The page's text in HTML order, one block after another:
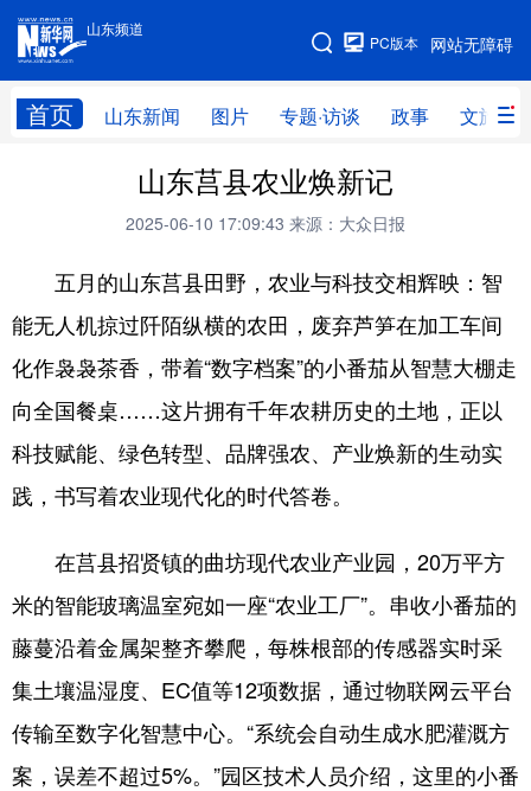
山东频道
网站无障碍
PC版本
首页 山东新闻 图片 专题·访谈 政事 文旅
手机版
网站地图
高层 时政
财经 网评
台湾 思客智库 全球连线 教育
科技 科普 体育 文化
健康 军事 访谈 视频
图片 中央文件 金融 汽车
会展 彩票 娱乐 时尚
亚太网 上市公司 投教基地
地方频道
山东莒县农业焕新记
2025-06-10 17:09:43 来源：大众日报
五月的山东莒县田野，农业与科技交相辉映：智
能无人机掠过阡陌纵横的农田，废弃芦笋在加工车间
化作袅袅茶香，带着“数字档案”的小番茄从智慧大棚走
向全国餐桌……这片拥有千年农耕历史的土地，正以
科技赋能、绿色转型、品牌强农、产业焕新的生动实
践，书写着农业现代化的时代答卷。
在莒县招贤镇的曲坊现代农业产业园，20万平方
米的智能玻璃温室宛如一座“农业工厂”。串收小番茄的
藤蔓沿着金属架整齐攀爬，每株根部的传感器实时采
集土壤温湿度、EC值等12项数据，通过物联网云平台
传输至数字化智慧中心。“系统会自动生成水肥灌溉方
案，误差不超过5%。”园区技术人员介绍，这里的小番